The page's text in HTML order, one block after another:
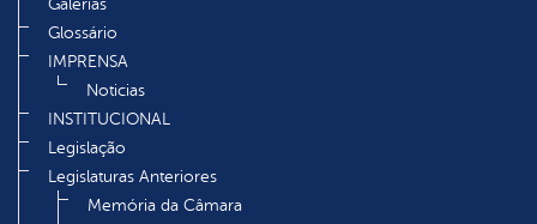
Galerias
Glossário
IMPRENSA
Noticias
INSTITUCIONAL
Legislação
Legislaturas Anteriores
Memória da Câmara